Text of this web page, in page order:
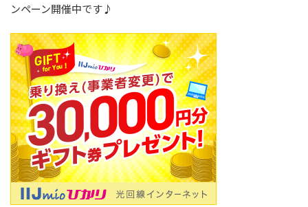
ンペーン開催中です♪